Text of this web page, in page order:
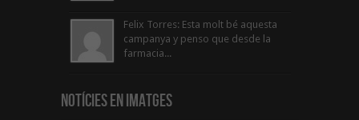
Felix Torres: Esta molt bé aquesta
campanya y penso que desde la
farmacia...
Notícies en Imatges